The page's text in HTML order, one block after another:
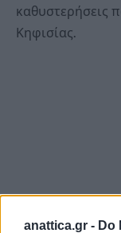
anattica.gr - Do
καθυστερήσεις
Κηφισίας.